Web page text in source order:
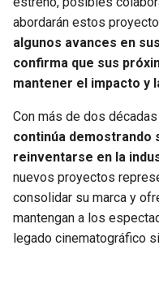
abordarán estos
algunos avances en
confirma que sus
mantener el impacto y
Con más de dos
continúa demostrando
reinventarse en la
nuevos proyectos
consolidar su marca y
mantengan a los
legado cinematográfico